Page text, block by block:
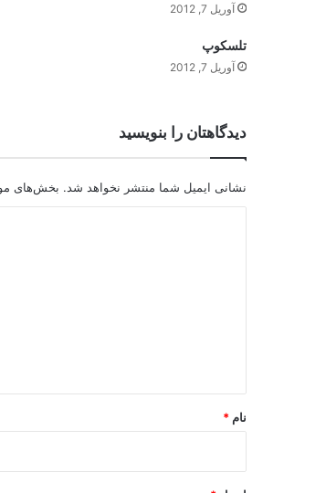
آوریل 7, 2012
تلسکوپ
آوریل 7, 2012
دیدگاهتان را بنویسید
نشانی ایمیل شما منتشر نخواهد شد. بخش‌های
نام *